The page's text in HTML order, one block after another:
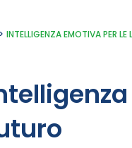
INTELLIGENZA EMOTIVA PER LE